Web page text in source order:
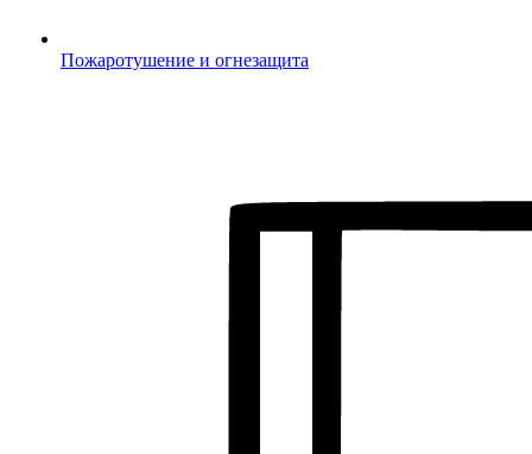
Пожаротушение и огнезащита